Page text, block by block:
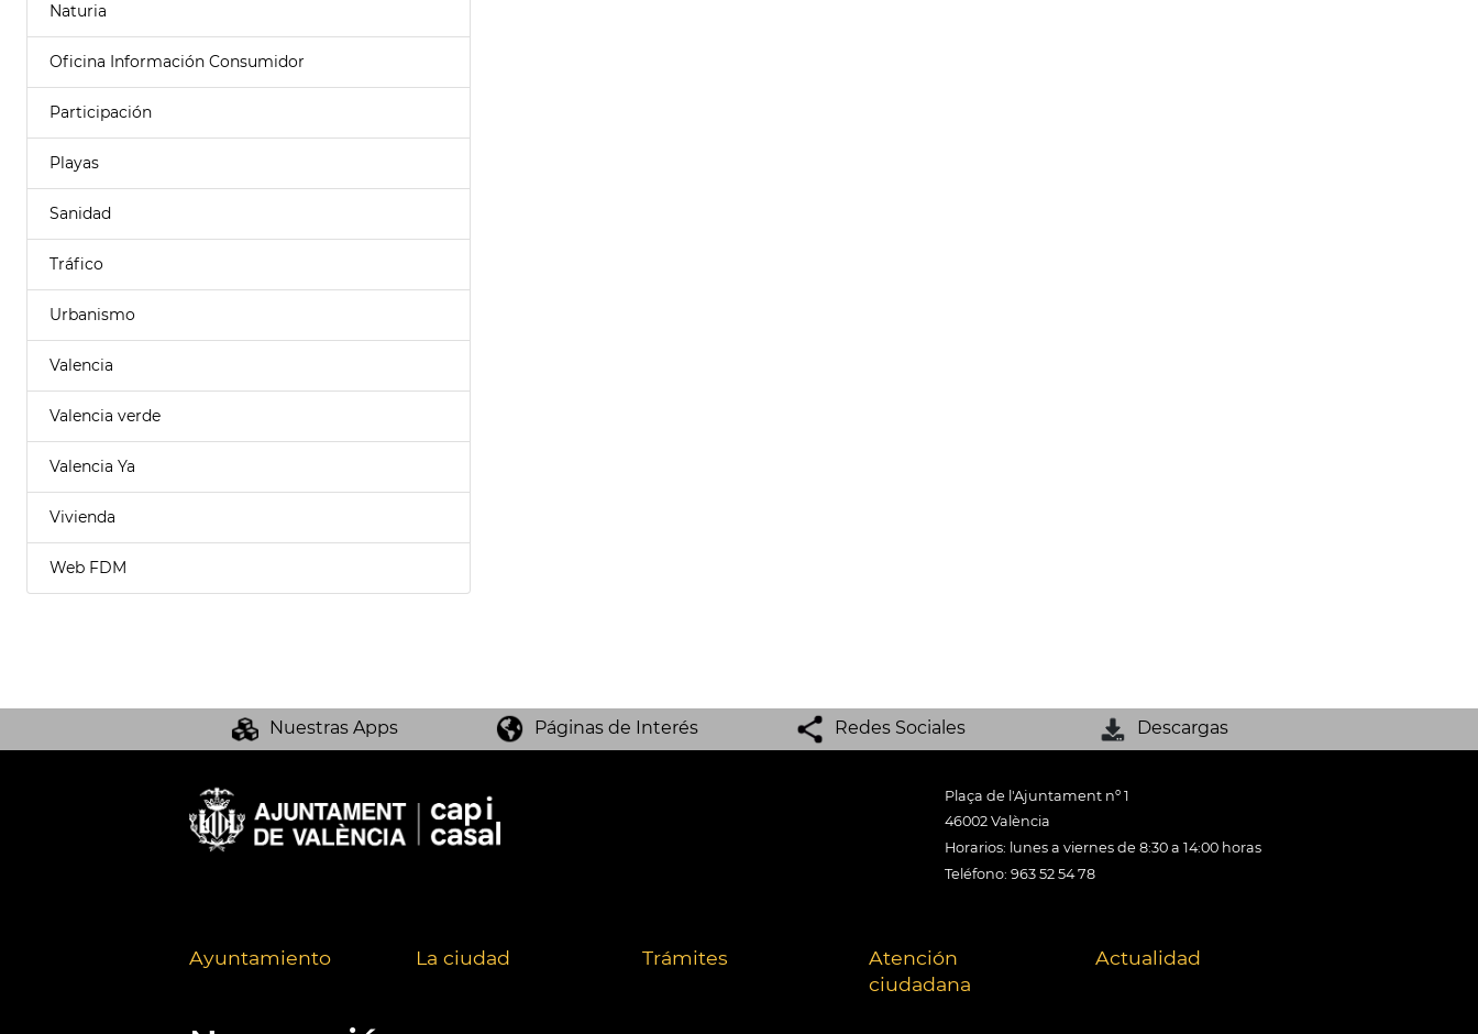
Naturia
Oficina Información Consumidor
Participación
Playas
Sanidad
Tráfico
Urbanismo
Valencia
Valencia verde
Valencia Ya
Vivienda
Web FDM
Nuestras Apps Páginas de Interés Redes Sociales Descargas
Plaça de l'Ajuntament nº 1
46002 València
Horarios: lunes a viernes de 8:30 a 14:00 horas
Teléfono: 963 52 54 78
Ayuntamiento La ciudad Trámites
Atención
ciudadana
Actualidad